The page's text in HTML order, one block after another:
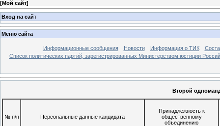
[Мой сайт]
Вход на сайт
Меню сайта
Информационные сообщения Новости Информация о ТИК
Список политических партий, зарегистрированных Министерством юстиции
Второй
№ п/п Персональные данные кандидата
Принадлежность к
общественному
объединению